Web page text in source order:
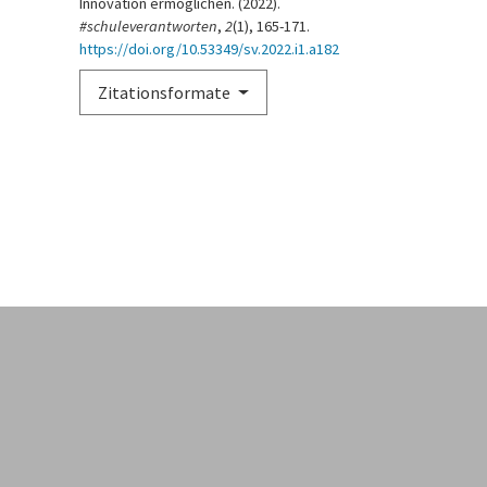
#schuleverantworten, 2(1), 165-171.
https://doi.org/10.53349/sv.2022.i1.a182
Zitationsformate